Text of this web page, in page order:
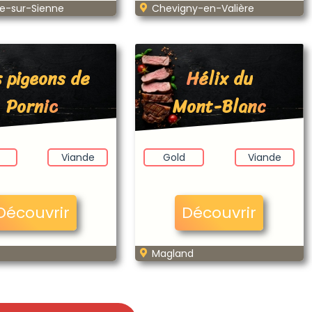
sur-Sienne Chevigny-en-Valière
pigeons de
Pornic
Viande
Hélix du
Mont-Blanc
Gold Viande
Découvrir
Magland